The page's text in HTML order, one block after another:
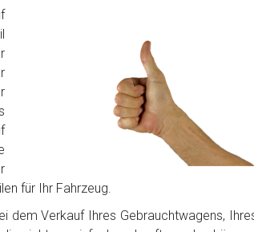
für Ihr Fahrzeug.
dem Verkauf Ihres Gebrauchtwagens,